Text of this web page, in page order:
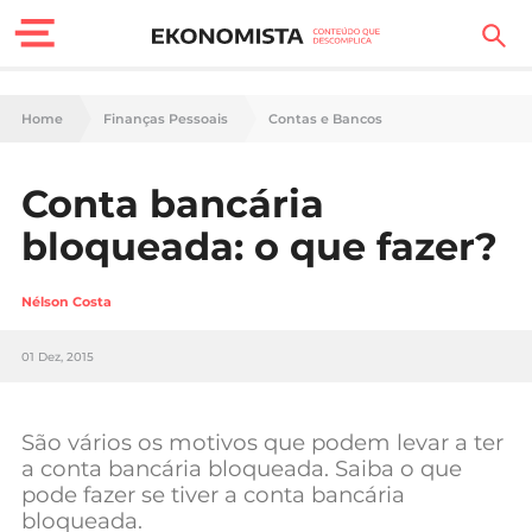
Finanças Pessoais
Carreira
Casa
Tecnologia
Negócios
Home Finanças Pessoais Contas e Bancos
Conta bancária
bloqueada: o que fazer?
Nélson Costa
01 Dez, 2015
São vários os motivos que podem levar a ter
a conta bancária bloqueada. Saiba o que
pode fazer se tiver a conta bancária
bloqueada.